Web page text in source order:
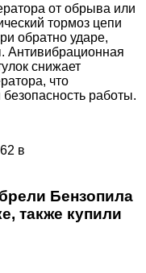
от обрыва или
тормоз цепи
обратно ударе,
Антивибрационная
снижает
что
работы.
в
Бензопила
также купили